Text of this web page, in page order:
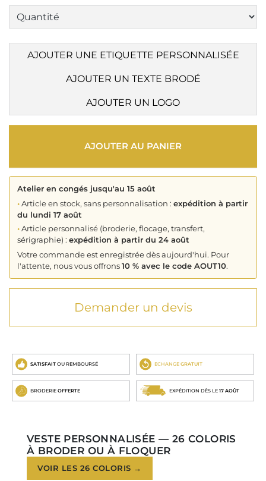
AJOUTER UNE ETIQUETTE PERSONNALISÉE
AJOUTER UN TEXTE BRODÉ
AJOUTER UN LOGO
AJOUTER AU PANIER
Atelier en congés jusqu'au 15 août
•Article en stock, sans personnalisation : expédition à partir
du lundi 17 août
•Article personnalisé (broderie, flocage, transfert,
sérigraphie) : expédition à partir du 24 août
Votre commande est enregistrée dès aujourd'hui. Pour
l'attente, nous vous offrons10 % avec le code AOUT10.
Demander un devis
SATISFAIT OU REMBOURSÉ ECHANGE GRATUIT
BRODERIE OFFERTE EXPÉDITION DÈS LE 17 AOÛT
VESTE PERSONNALISÉE — 26 COLORIS
À BRODER OU À FLOQUER
VOIR LES 26 COLORIS →